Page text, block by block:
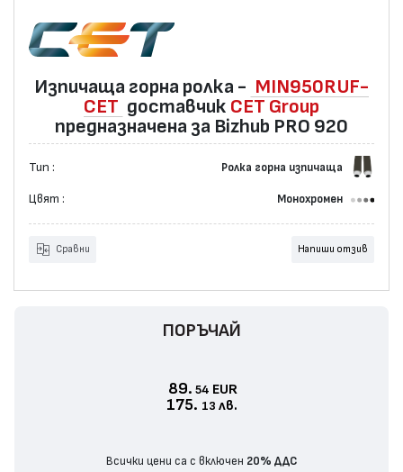
Изпичаща горна ролка - MIN950RUF-
CET доставчик CET Group
предназначена за Bizhub PRO 920
Тип : Ролка горна изпичаща
Цвят : Монохромен
Сравни Напиши отзив
ПОРЪЧАЙ
89. 54 EUR
175. 13 лв.
Всички цени са с включен 20% ДДС